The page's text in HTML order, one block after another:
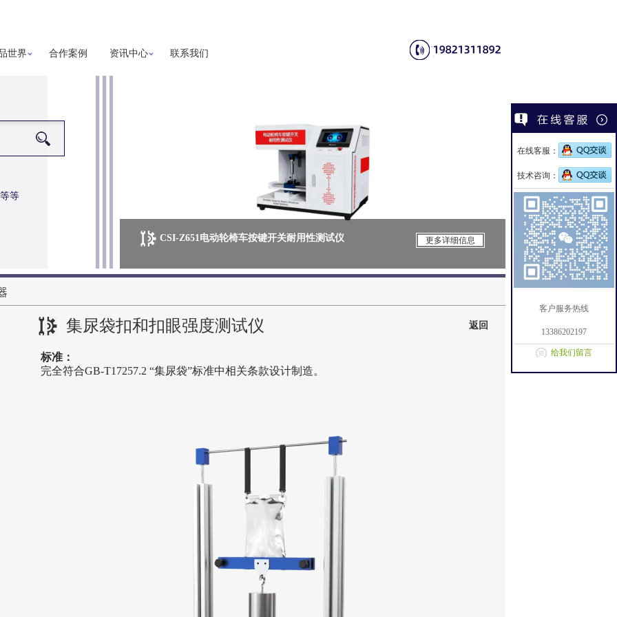
世界 合作案例 资讯中心 联系我们
等
CSI-Z651电动轮椅车按键开关耐用性测试仪 更多详细信息 CSI-Z647电动
集尿袋扣和扣眼强度测试仪 返回
标准：
完全符合GB-T17257.2 “集尿袋”标准中相关条款设计制造。
在线客服：
技术咨询：
客户服务热线
13386202197
给我们留言